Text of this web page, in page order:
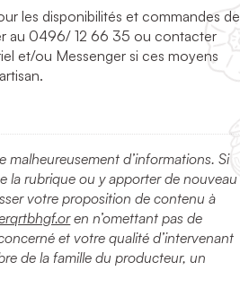
les disponibilités et commandes de
au 0496/ 12 66 35 ou contacter
et/ou Messenger si ces moyens
d’informations. Si
la rubrique ou y apporter de nouveau
votre proposition de contenu à
en n’omettant pas de
et votre qualité d’intervenant
de la famille du producteur, un